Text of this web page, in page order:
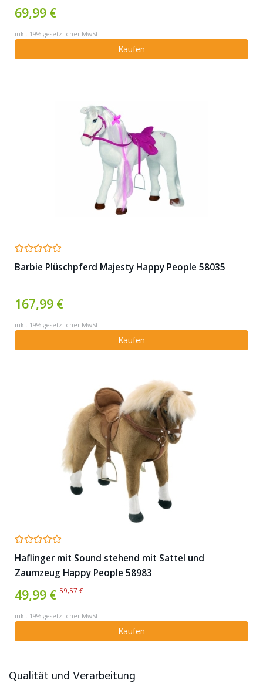
69,99 €
inkl. 19% gesetzlicher MwSt.
Kaufen
Barbie Plüschpferd Majesty Happy People 58035
167,99 €
inkl. 19% gesetzlicher MwSt.
Kaufen
Haflinger mit Sound stehend mit Sattel und
Zaumzeug Happy People 58983
49,99 € 59,57 €
inkl. 19% gesetzlicher MwSt.
Kaufen
Qualität und Verarbeitung